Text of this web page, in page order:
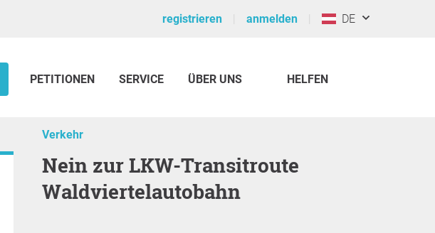
registrieren anmelden DE
PETITIONEN SERVICE ÜBER UNS HELFEN
Verkehr
Nein zur LKW-Transitroute
Waldviertelautobahn